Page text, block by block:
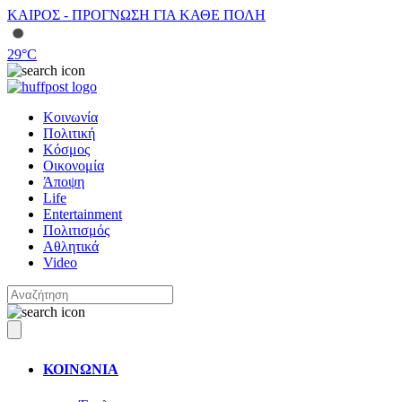
ΚΑΙΡΟΣ - ΠΡΟΓΝΩΣΗ ΓΙΑ ΚΑΘΕ ΠΟΛΗ
29°C
Κοινωνία
Πολιτική
Κόσμος
Οικονομία
Άποψη
Life
Entertainment
Πολιτισμός
Αθλητικά
Video
ΚΟΙΝΩΝΙΑ